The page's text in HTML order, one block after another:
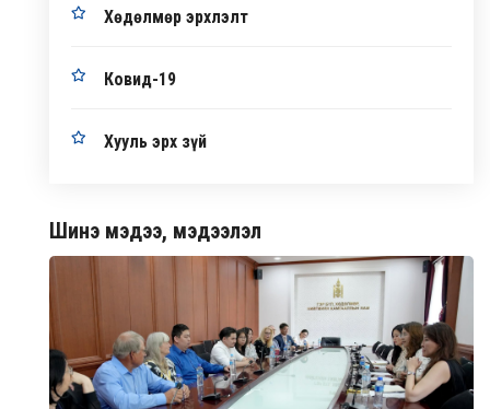
Хөдөлмөр эрхлэлт
Ковид-19
Хууль эрх зүй
Шинэ мэдээ, мэдээлэл